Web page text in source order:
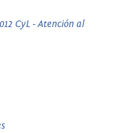
CyL - Atención al